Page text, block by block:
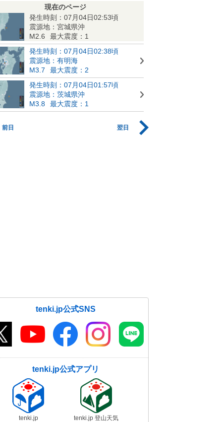
現在のページ
発生時刻：07月04日02:53頃
震源地：宮城県沖
M2.6
最大震度：1
発生時刻：07月04日02:38頃
震源地：有明海
M3.7
最大震度：2
発生時刻：07月04日01:57頃
震源地：茨城県沖
M3.8
最大震度：1
前日 翌日
tenki.jp公式SNS
tenki.jp公式アプリ
tenki.jp tenki.jp 登山天気